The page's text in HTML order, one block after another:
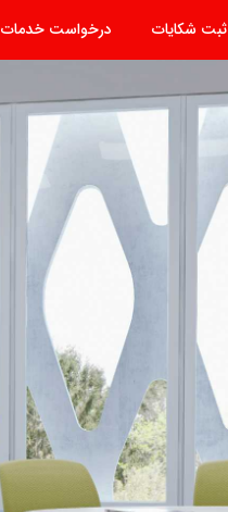
ثبت شکایات
(current) درخواست خدمات
(current)